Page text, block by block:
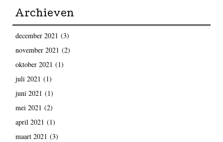
Archieven
december 2021 (3)
november 2021 (2)
oktober 2021 (1)
juli 2021 (1)
juni 2021 (1)
mei 2021 (2)
april 2021 (1)
maart 2021 (3)